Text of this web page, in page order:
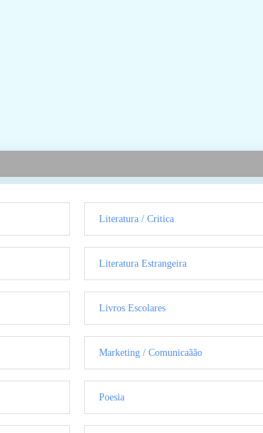
Literatura / Critica
Literatura Estrangeira
Livros Escolares
Marketing / Comunicaãão
Poesia